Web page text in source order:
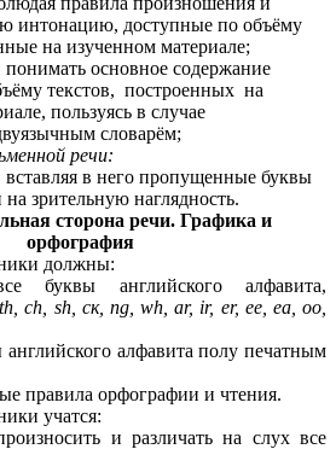
интонацию, доступные по объёму
на изученном материале;
понимать основное содержание
текстов, построенных на
пользуясь в случае
словарём;
речи:
вставляя в него пропущенные буквы
зрительную наглядность.
сторона речи. Графика и
орфография
должны:
английского алфавита,
th, ch, sh, ск, ng, wh, ar, ir, er, ее, ea, oo,
английского алфавита полу печатным
правила орфографии и чтения.
учатся:
и различать на слух все